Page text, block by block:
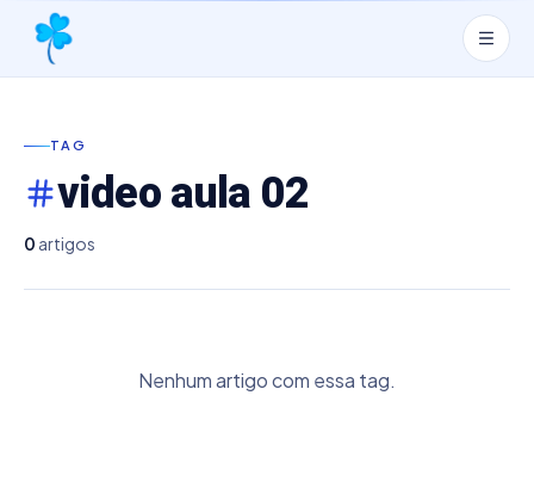
TAG
video aula 02
0 artigos
Nenhum artigo com essa tag.